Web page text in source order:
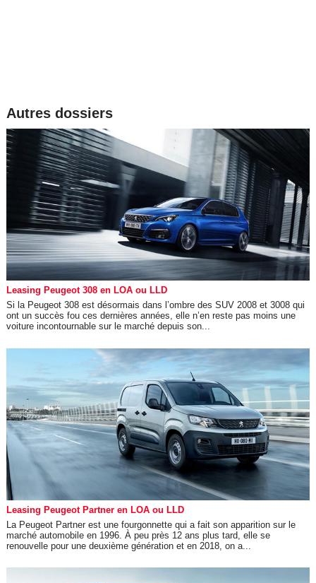
Autres dossiers
Leasing Peugeot 308 en LOA ou LLD
Si la Peugeot 308 est désormais dans l’ombre des SUV 2008 et 3008 qui
ont un succès fou ces dernières années, elle n’en reste pas moins une
voiture incontournable sur le marché depuis son...
Leasing Peugeot Partner en LOA ou LLD
La Peugeot Partner est une fourgonnette qui a fait son apparition sur le
marché automobile en 1996. À peu près 12 ans plus tard, elle se
renouvelle pour une deuxième génération et en 2018, on a...